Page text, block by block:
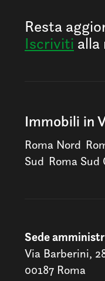
Resta
Iscriviti alla
Immobili in
Roma Nord
Sud Roma Sud
Sede
Via Barberini,
00187 Roma